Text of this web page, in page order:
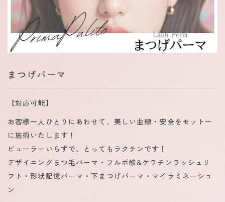
まつげパーマ
【対応可能】
お客様一人ひとりにあわせて、美しい曲線・安全をモットー
に施術いたします！
ビューラーいらずで、とってもラクチンです！
デザイニングまつ毛パーマ・フルボ酸&ケラチンラッシュリ
フト・形状記憶パーマ・下まつげパーマ・マイラミネーショ
ン